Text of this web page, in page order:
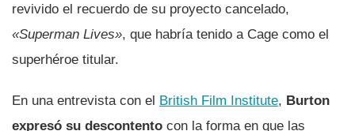
revivido el recuerdo de su proyecto cancelado,
«Superman Lives», que habría tenido a Cage como el
superhéroe titular.
En una entrevista con el British Film Institute, Burton
expresó su descontento con la forma en que las